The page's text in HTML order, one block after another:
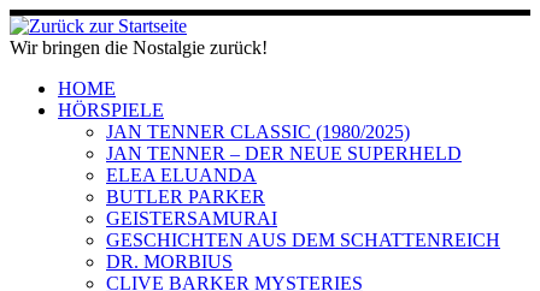
Zum
Inhalt
springen
Wir bringen die Nostalgie zurück!
HOME
HÖRSPIELE
JAN TENNER CLASSIC (1980/2025)
JAN TENNER – DER NEUE SUPERHELD
ELEA ELUANDA
BUTLER PARKER
GEISTERSAMURAI
GESCHICHTEN AUS DEM SCHATTENREICH
DR. MORBIUS
CLIVE BARKER MYSTERIES